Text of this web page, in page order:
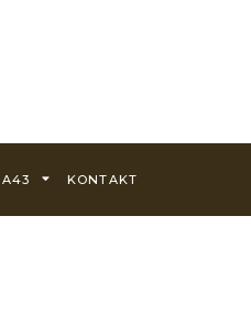
KONTAKT